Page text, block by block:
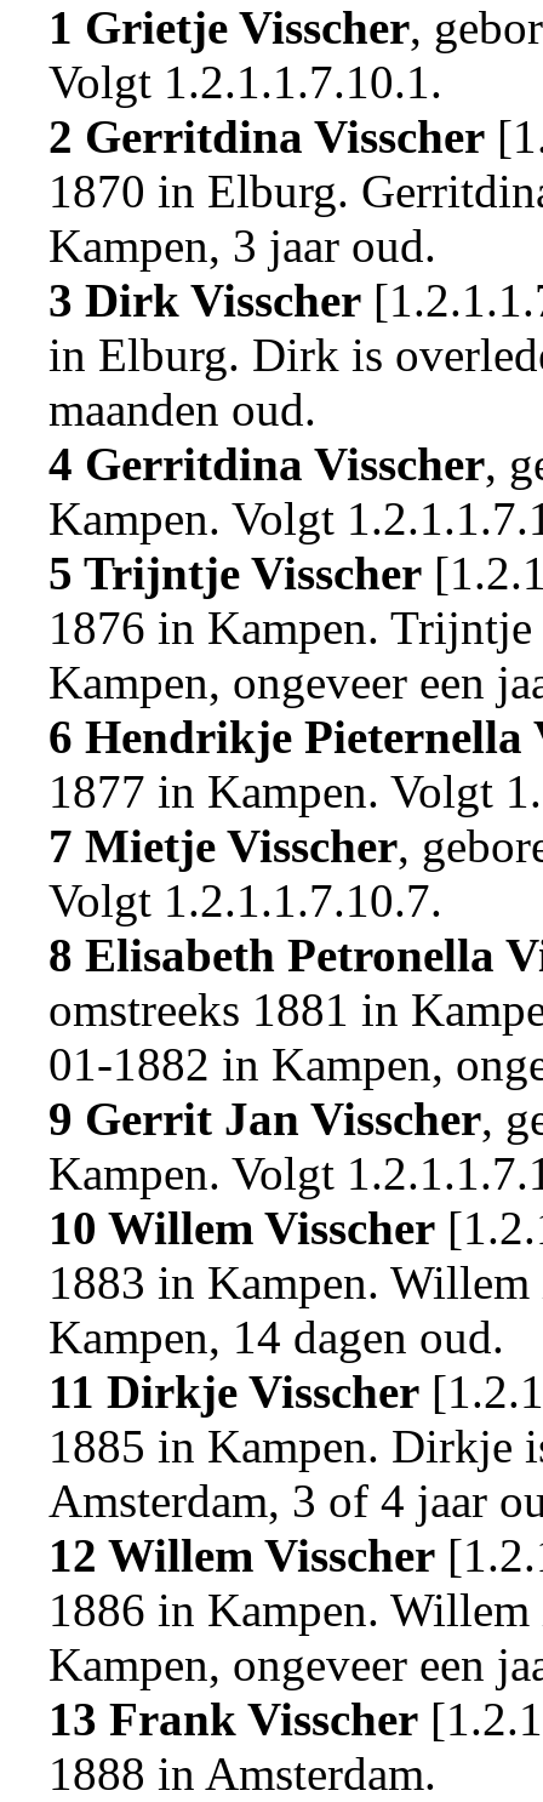
1 Grietje Visscher,
Volgt 1.2.1.1.7.10.1.
2 Gerritdina Visscher [
1870 in Elburg.
Kampen, 3 jaar oud.
3 Dirk Visscher [
in Elburg. Dirk is
maanden oud.
4 Gerritdina Visscher,
Kampen. Volgt
5 Trijntje Visscher [
1876 in Kampen. Trijntje
Kampen, ongeveer een
6 Hendrikje Pieternella
1877 in Kampen. Volgt
7 Mietje Visscher,
Volgt 1.2.1.1.7.10.7.
8 Elisabeth Petronella
omstreeks 1881 in
01-1882 in Kampen,
9 Gerrit Jan Visscher,
Kampen. Volgt
10 Willem Visscher [
1883 in Kampen. Willem
Kampen, 14 dagen oud.
11 Dirkje Visscher [
1885 in Kampen. Dirkje
Amsterdam, 3 of 4 jaar
12 Willem Visscher [
1886 in Kampen. Willem
Kampen, ongeveer een
13 Frank Visscher [
1888 in Amsterdam.